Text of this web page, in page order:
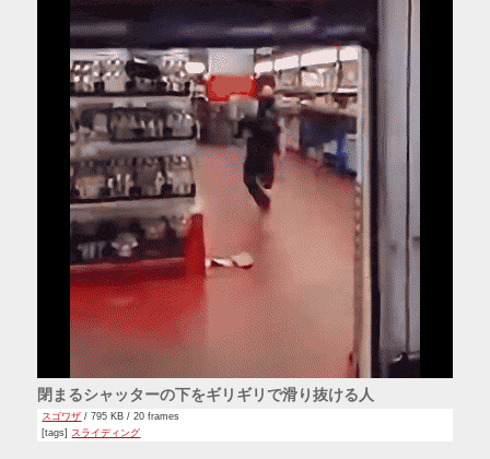
閉まるシャッターの下をギリギリで滑り抜ける人
スゴワザ / 795 KB / 20 frames
[tags] スライディング